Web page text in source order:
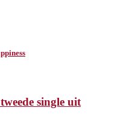
single uit